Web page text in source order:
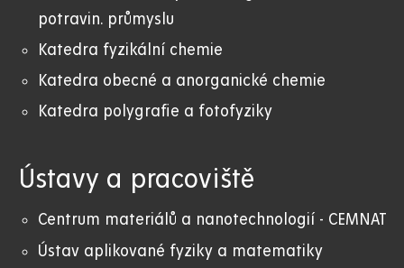
potravin. průmyslu
Katedra fyzikální chemie
Katedra obecné a anorganické chemie
Katedra polygrafie a fotofyziky
Ústavy a pracoviště
Centrum materiálů a nanotechnologií - CEMNAT
Ústav aplikované fyziky a matematiky